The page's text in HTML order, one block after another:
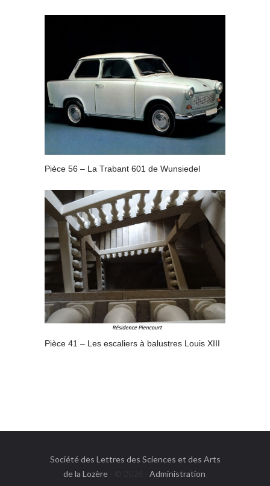
Pièce 56 – La Trabant 601 de Wunsiedel
Pièce 41 – Les escaliers à balustres Louis XIII
Société des Lettres des Sciences et des Arts
de la Lozère- © 2026 - Administration